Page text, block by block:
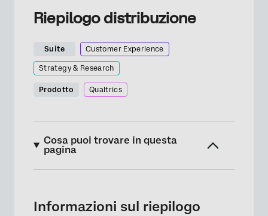
Riepilogo distribuzione
Suite Customer Experience
Strategy & Research
Prodotto Qualtrics
Cosa puoi trovare in questa
pagina
Risposte recenti
Informazioni sul riepilogo